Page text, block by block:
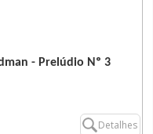
- Prelúdio Nº 3
Detalhes